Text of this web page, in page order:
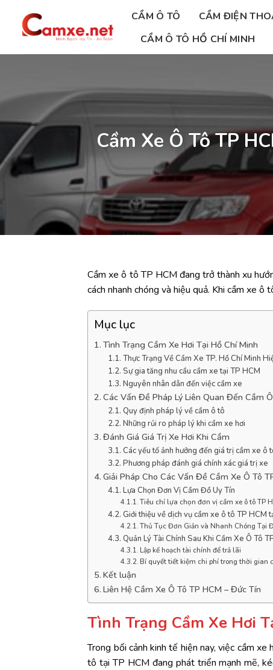
dung
CẦM Ô TÔ CẦM ĐIỆN
CẦM Ô TÔ HỒ CHÍ MINH
Cầm Xe Ô Tô TP
Cầm xe ô tô TP HCM đang trở thành xu
cách nhanh chóng và hiệu quả. Khi cầm xe
Mục lục
Tình Trạng Cầm Xe Hơi Tại Hồ Chí Minh
Thực Trạng Về Cầm Xe TP. Hồ Chí Minh
Sự gia tăng nhu cầu cầm xe tại TP HCM
Nguyên nhân dẫn đến việc cầm xe
Các Vấn Đề Pháp Lý Liên Quan Đến Cầm
Quy định pháp lý về cầm ô tô
Những rủi ro pháp lý khi cầm xe hơi
Đánh Giá Giá Trị Xe Hơi Khi Cầm
Các yếu tố ảnh hưởng đến giá trị cầm xe ô
Phương pháp đánh giá chính xác giá trị xe
Giải Pháp Cho Các Vấn Đề Cầm Xe Ô Tô
Lựa Chọn Đơn Vị Cầm Đồ Uy Tín
Tiêu chí lựa chọn đơn vị cầm xe ô tô TP
Giới thiệu về dịch vụ cầm xe ô tô TP HCM
Thủ Tục Đơn Giản và Nhanh Chóng Tại
Quản Lý Tài Chính Sau Khi Cầm Xe Ô Tô
Lập kế hoạch tài chính để trả lãi
Bí quyết tiết kiệm chi phí trong thời gian
Kết luận
Liên Hệ Cầm Xe Ô Tô TP HCM – Đức Tín
Tình Trạng Cầm Xe Hơi
Trong bối cảnh kinh tế hiện nay, việc cầm
tô tại TP HCM đang phát triển mạnh mẽ,